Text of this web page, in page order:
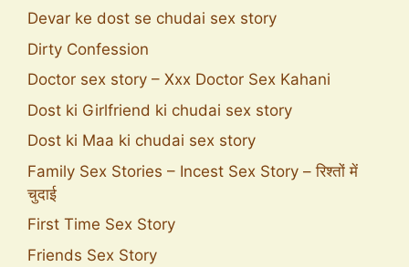
Devar ke dost se chudai sex story
Dirty Confession
Doctor sex story – Xxx Doctor Sex Kahani
Dost ki Girlfriend ki chudai sex story
Dost ki Maa ki chudai sex story
Family Sex Stories – Incest Sex Story – रिश्तों में
चुदाई
First Time Sex Story
Friends Sex Story